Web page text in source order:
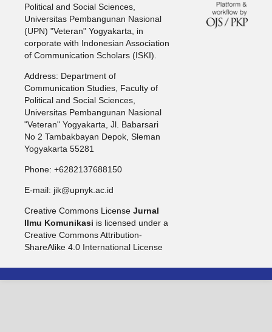
Political and Social Sciences,
Universitas Pembangunan Nasional
(UPN) "Veteran" Yogyakarta, in
corporate with Indonesian Association
of Communication Scholars (ISKI).
Address: Department of
Communication Studies, Faculty of
Political and Social Sciences,
Universitas Pembangunan Nasional
"Veteran" Yogyakarta, Jl. Babarsari
No 2 Tambakbayan Depok, Sleman
Yogyakarta 55281
Phone: +6282137688150
E-mail: jik@upnyk.ac.id
Creative Commons License Jurnal
Ilmu Komunikasi is licensed under a
Creative Commons Attribution-
ShareAlike 4.0 International License